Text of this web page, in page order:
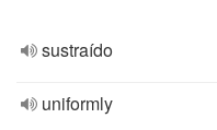
sustraído
uniformly